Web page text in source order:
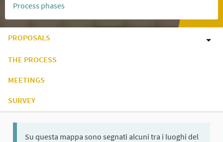
Process phases
PROPOSALS
THE PROCESS
MEETINGS
SURVEY
Su questa mappa sono segnati alcuni tra i luoghi del